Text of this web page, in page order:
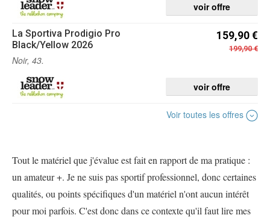
voir offre
La Sportiva Prodigio Pro
Black/Yellow 2026
159,90 €
199,90 €
Noir, 43.
voir offre
Voir toutes les offres
Tout le matériel que j'évalue est fait en rapport de ma pratique :
un amateur +. Je ne suis pas sportif professionnel, donc certaines
qualités, ou points spécifiques d'un matériel n'ont aucun intérêt
pour moi parfois. C'est donc dans ce contexte qu'il faut lire mes